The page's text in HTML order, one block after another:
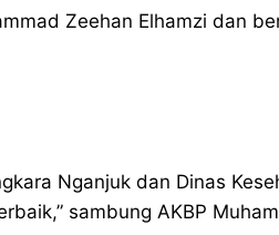
Zeehan Elhamzi dan
Nganjuk dan Dinas
sambung AKBP